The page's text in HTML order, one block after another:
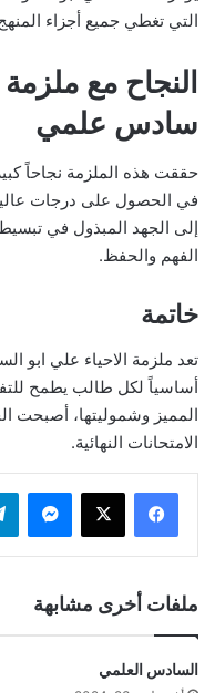
التي تغطي جميع أجزاء
النجاح مع
سادس علمي
حققت هذه الملزمة نجاحاً
في الحصول على درجات عالية
إلى الجهد المبذول في
الفهم والحفظ.
خاتمة
تعد ملزمة الاحياء علي ابو
أساسياً لكل طالب يطمح
المميز وشموليتها، أصبحت
الامتحانات النهائية.
ملفات أخرى مشابهة
السادس العلمي